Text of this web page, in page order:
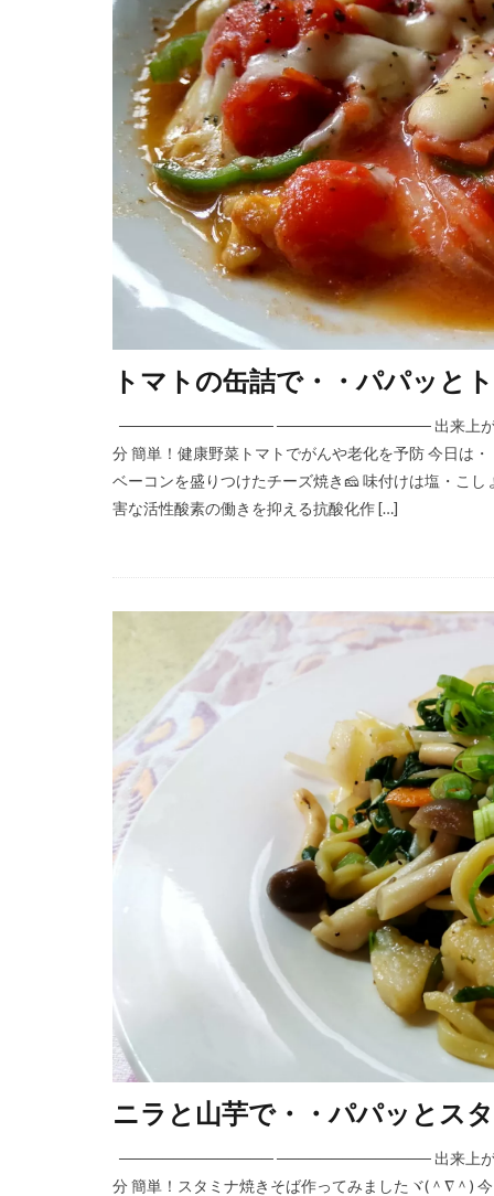
トマトの缶詰で・・パパッと
────────────── ────────────── 出来上がり
分 簡単！健康野菜トマトでがんや老化を予防 今日は
ベーコンを盛りつけたチーズ焼き🧀 味付けは塩・こ
害な活性酸素の働きを抑える抗酸化作 […]
ニラと山芋で・・パパッとス
────────────── ────────────── 出来上がり
分 簡単！スタミナ焼きそば作ってみましたヾ(＾∇＾)